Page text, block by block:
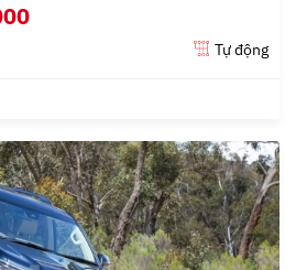
Tự động